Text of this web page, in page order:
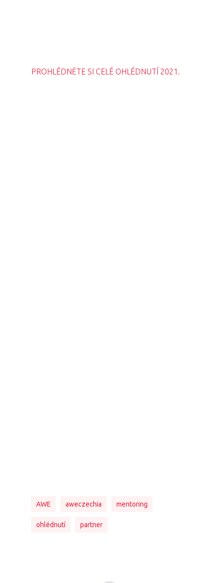
PROHLÉDNĚTE SI CELÉ OHLÉDNUTÍ 2021.
AWE aweczechia mentoring
ohlédnutí partner
Domů